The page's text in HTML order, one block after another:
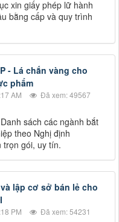
xin giấy phép lữ hành
bằng cấp và quy trình
- Lá chắn vàng cho
phẩm
AM
Đã xem: 49567
sách các ngành bắt
theo Nghị định
trọn gói, uy tín.
lập cơ sở bán lẻ cho
PM
Đã xem: 54231